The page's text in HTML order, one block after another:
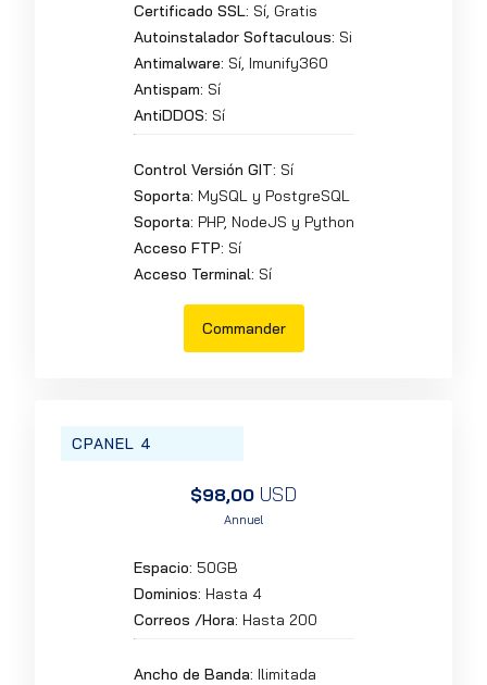
Certificado SSL: Sí, Gratis
Autoinstalador Softaculous: Si
Antimalware: Sí, Imunify360
Antispam: Sí
AntiDDOS: Sí
Control Versión GIT: Sí
Soporta: MySQL y PostgreSQL
Soporta: PHP, NodeJS y Python
Acceso FTP: Sí
Acceso Terminal: Sí
Commander
CPANEL 4
$98,00 USD
Annuel
Espacio: 50GB
Dominios: Hasta 4
Correos /Hora: Hasta 200
Ancho de Banda: Ilimitada